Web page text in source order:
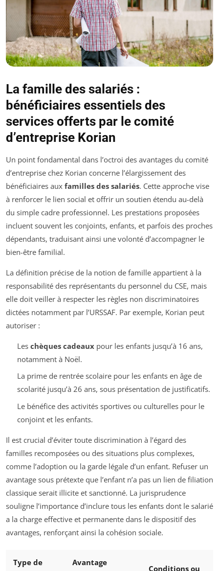
La famille des salariés :
bénéficiaires essentiels des
services offerts par le comité
d’entreprise Korian
Un point fondamental dans l’octroi des avantages du comité
d’entreprise chez Korian concerne l’élargissement des
bénéficiaires aux familles des salariés. Cette approche vise
à renforcer le lien social et offrir un soutien étendu au-delà
du simple cadre professionnel. Les prestations proposées
incluent souvent les conjoints, enfants, et parfois des proches
dépendants, traduisant ainsi une volonté d’accompagner le
bien-être familial.
La définition précise de la notion de famille appartient à la
responsabilité des représentants du personnel du CSE, mais
elle doit veiller à respecter les règles non discriminatoires
dictées notamment par l’URSSAF. Par exemple, Korian peut
autoriser :
Les chèques cadeauxpour les enfants jusqu’à 16 ans,
notamment à Noël.
La prime de rentrée scolaire pour les enfants en âge de
scolarité jusqu’à 26 ans, sous présentation de justificatifs.
Le bénéfice des activités sportives ou culturelles pour le
conjoint et les enfants.
Il est crucial d’éviter toute discrimination à l’égard des
familles recomposées ou des situations plus complexes,
comme l’adoption ou la garde légale d’un enfant. Refuser un
avantage sous prétexte que l’enfant n’a pas un lien de filiation
classique serait illicite et sanctionné. La jurisprudence
souligne l’importance d’inclure tous les enfants dont le salarié
a la charge effective et permanente dans le dispositif des
avantages, renforçant ainsi la cohésion sociale.
Type de
Avantage
Conditions ou